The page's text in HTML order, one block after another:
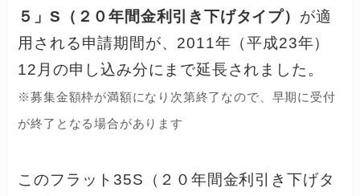
５」S（２０年間金利引き下げタイプ） が適
用される申請期間が、2011年（平成23年）
12月の申し込み分にまで延長されました。
※募集金額枠が満額になり次第終了なので、早期に受付
が終了となる場合があります
このフラット35S（２０年間金利引き下げタ